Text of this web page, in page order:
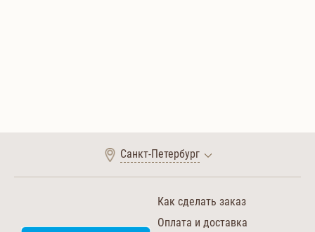
Санкт-Петербург
Как сделать заказ
Оплата и доставка